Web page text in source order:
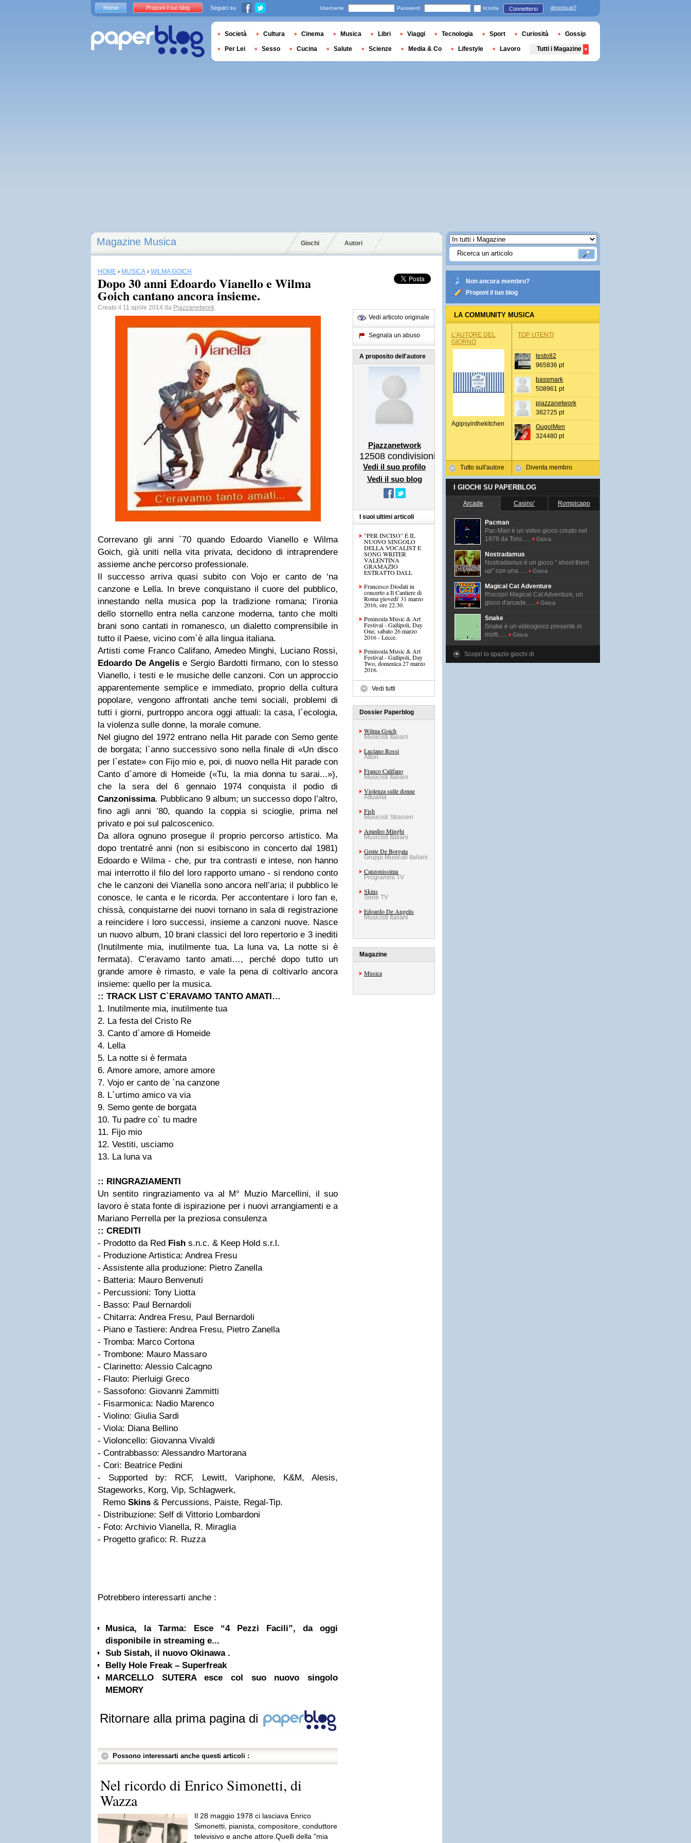
Magazine Musica Giochi Autori
HOME › MUSICA › WILMA GOICH
Dopo 30 anni Edoardo Vianello e Wilma
Goich cantano ancora insieme.
Creato il 11 aprile 2014 da Pjazzanetwork
Correvano gli anni `70 quando Edoardo Vianello e Wilma
Goich, già uniti nella vita privata, decidono di intraprendere
assieme anche percorso professionale.
Il successo arriva quasi subito con Vojo er canto de ‘na
canzone e Lella. In breve conquistano il cuore del pubblico,
innestando nella musica pop la tradizione romana; l’ironia
dello stornello entra nella canzone moderna, tanto che molti
brani sono cantati in romanesco, un dialetto comprensibile in
tutto il Paese, vicino com`è alla lingua italiana.
Artisti come Franco Califano, Amedeo Minghi, Luciano Rossi,
Edoardo De Angelis e Sergio Bardotti firmano, con lo stesso
Vianello, i testi e le musiche delle canzoni. Con un approccio
apparentemente semplice e immediato, proprio della cultura
popolare, vengono affrontati anche temi sociali, problemi di
tutti i giorni, purtroppo ancora oggi attuali: la casa, l`ecologia,
la violenza sulle donne, la morale comune.
Nel giugno del 1972 entrano nella Hit parade con Semo gente
de borgata; l`anno successivo sono nella finale di «Un disco
per l`estate» con Fijo mio e, poi, di nuovo nella Hit parade con
Canto d`amore di Homeide («Tu, la mia donna tu sarai...»),
che la sera del 6 gennaio 1974 conquista il podio di
Canzonissima. Pubblicano 9 album; un successo dopo l’altro,
fino agli anni ’80, quando la coppia si scioglie, prima nel
privato e poi sul palcoscenico.
Da allora ognuno prosegue il proprio percorso artistico. Ma
dopo trentatré anni (non si esibiscono in concerto dal 1981)
Edoardo e Wilma - che, pur tra contrasti e intese, non hanno
mai interrotto il filo del loro rapporto umano - si rendono conto
che le canzoni dei Vianella sono ancora nell’aria; il pubblico le
conosce, le canta e le ricorda. Per accontentare i loro fan e,
chissà, conquistarne dei nuovi tornano in sala di registrazione
a reincidere i loro successi, insieme a canzoni nuove. Nasce
un nuovo album, 10 brani classici del loro repertorio e 3 inediti
(Inutilmente mia, inutilmente tua, La luna va, La notte si è
fermata). C’eravamo tanto amati…, perché dopo tutto un
grande amore è rimasto, e vale la pena di coltivarlo ancora
insieme: quello per la musica.
:: TRACK LIST C`ERAVAMO TANTO AMATI…
1. Inutilmente mia, inutilmente tua
2. La festa del Cristo Re
3. Canto d`amore di Homeide
4. Lella
5. La notte si è fermata
6. Amore amore, amore amore
7. Vojo er canto de `na canzone
8. L`urtimo amico va via
9. Semo gente de borgata
10. Tu padre co` tu madre
11. Fijo mio
12. Vestiti, usciamo
13. La luna va
:: RINGRAZIAMENTI
Un sentito ringraziamento va al M° Muzio Marcellini, il suo
lavoro è stata fonte di ispirazione per i nuovi arrangiamenti e a
Mariano Perrella per la preziosa consulenza
:: CREDITI
- Prodotto da Red Fish s.n.c. & Keep Hold s.r.l.
- Produzione Artistica: Andrea Fresu
- Assistente alla produzione: Pietro Zanella
- Batteria: Mauro Benvenuti
- Percussioni: Tony Liotta
- Basso: Paul Bernardoli
- Chitarra: Andrea Fresu, Paul Bernardoli
- Piano e Tastiere: Andrea Fresu, Pietro Zanella
- Tromba: Marco Cortona
- Trombone: Mauro Massaro
- Clarinetto: Alessio Calcagno
- Flauto: Pierluigi Greco
- Sassofono: Giovanni Zammitti
- Fisarmonica: Nadio Marenco
- Violino: Giulia Sardi
- Viola: Diana Bellino
- Violoncello: Giovanna Vivaldi
- Contrabbasso: Alessandro Martorana
- Cori: Beatrice Pedini
- Supported by: RCF, Lewitt, Variphone, K&M, Alesis,
Stageworks, Korg, Vip, Schlagwerk,
Remo Skins & Percussions, Paiste, Regal-Tip.
- Distribuzione: Self di Vittorio Lombardoni
- Foto: Archivio Vianella, R. Miraglia
- Progetto grafico: R. Ruzza
Potrebbero interessarti anche :
Musica, la Tarma: Esce “4 Pezzi Facili”, da oggi
disponibile in streaming e...
Sub Sistah, il nuovo Okinawa .
Belly Hole Freak – Superfreak
MARCELLO SUTERA esce col suo nuovo singolo
MEMORY
Ritornare alla prima pagina di
Possono interessarti anche questi articoli :
Nel ricordo di Enrico Simonetti, di
Wazza
Il 28 maggio 1978 ci lasciava Enrico
Simonetti, pianista, compositore, conduttore
televisivo e anche attore.Quelli della "mia
Vedi articolo originale
Segnala un abuso
A proposito dell'autore
Pjazzanetwork
12508 condivisioni
Vedi il suo profilo
Vedi il suo blog
I suoi ultimi articoli
"PER INCISO" É IL
NUOVO SINGOLO
DELLA VOCALIST E
SONG WRITER
VALENTINA
GRAMAZIO
ESTRATTO DALL
Francesco Diodati in
concerto a Il Cantiere di
Roma giovedi' 31 marzo
2016, ore 22.30.
Peninsula Music & Art
Festival - Gallipoli, Day
One, sabato 26 marzo
2016 - Lecce.
Peninsula Music & Art
Festival - Gallipoli, Day
Two, domenica 27 marzo
2016.
Vedi tutti
Dossier Paperblog
Wilma Goich
Musicisti Italiani
Luciano Rossi
Attori
Franco Califano
Musicisti Italiani
Violenza sulle donne
Attualità
Fish
Musicisti Stranieri
Amedeo Minghi
Musicisti Italiani
Gente De Borgata
Gruppi Musicali Italiani
Canzonissima
Programmi TV
Skins
Serie TV
Edoardo De Angelis
Musicisti Italiani
Magazine
Musica
Non ancora membro?
Proponi il tuo blog
LA COMMUNITY MUSICA
L'AUTORE DEL
GIORNO
Agipsyinthekitchen
Tutto sull'autore
TOP UTENTI
lesto82
965836 pt
bassmark
508961 pt
pjazzanetwork
382725 pt
GugolMen
324480 pt
Diventa membro
I GIOCHI SU PAPERBLOG
Arcade Casino' Rompicapo
Pacman
Pac-Man é un video gioco creato nel
1979 da Toru......
Gioca
Nostradamus
Nostradamus è un gioco " shoot them
up" con una......
Gioca
Magical Cat Adventure
Riscopri Magical Cat Adventure, un
gioco d'arcade......
Gioca
Snake
Snake è un videogioco presente in
molti......
Gioca
Scopri lo spazio giochi di
Home Proponi il tuo blog Seguici su Username Password ricorda Connettersi dimenticati?
Società Cultura Cinema Musica Libri Viaggi Tecnologia Sport Curiosità Gossip
Per Lei Sesso Cucina Salute Scienze Media & Co Lifestyle Lavoro Tutti i Magazine